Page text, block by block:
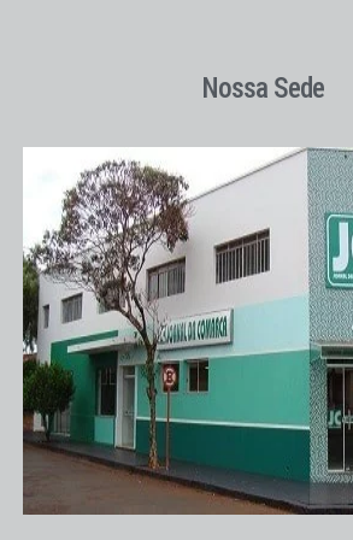
Nossa Sede